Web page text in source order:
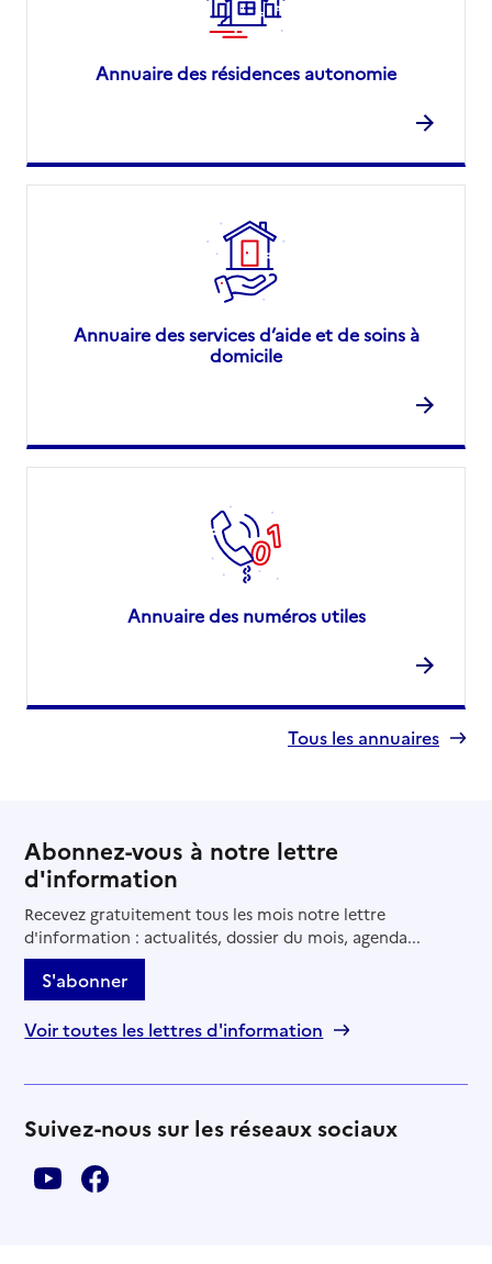
Annuaire des résidences autonomie
Annuaire des services d’aide et de soins à
domicile
Annuaire des numéros utiles
Tous les annuaires
Abonnez-vous à notre lettre
d'information
Recevez gratuitement tous les mois notre lettre
d'information : actualités, dossier du mois, agenda...
S'abonner
Voir toutes les lettres d'information
Suivez-nous sur les réseaux sociaux